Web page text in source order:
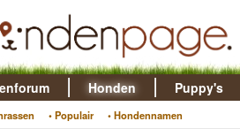
Honden
• Populair • Hondennamen
Puppy's